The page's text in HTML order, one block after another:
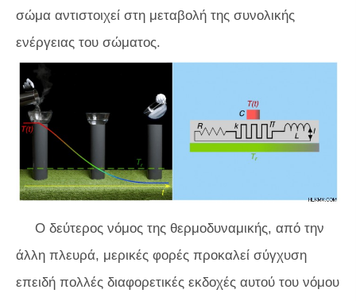
σώμα αντιστοιχεί στη μεταβολή της συνολικής
ενέργειας του σώματος.
Ο δεύτερος νόμος της θερμοδυναμικής, από την
άλλη πλευρά, μερικές φορές προκαλεί σύγχυση
επειδή πολλές διαφορετικές εκδοχές αυτού του νόμου